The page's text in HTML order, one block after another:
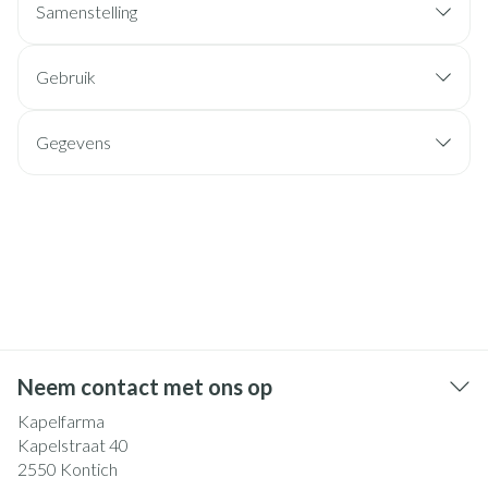
Samenstelling
Gebruik
Gegevens
Neem contact met ons op
Kapelfarma
Kapelstraat 40
2550 Kontich